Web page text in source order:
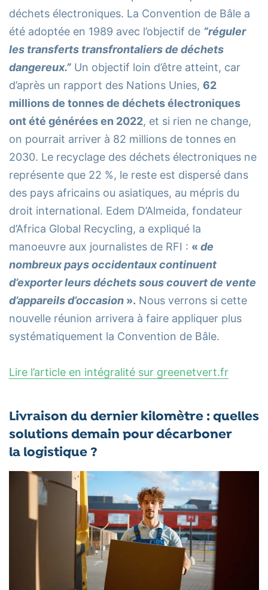
déchets électroniques. La Convention de Bâle a
été adoptée en 1989 avec l’objectif de “réguler
les transferts transfrontaliers de déchets
dangereux.” Un objectif loin d’être atteint, car
d’après un rapport des Nations Unies, 62
millions de tonnes de déchets électroniques
ont été générées en 2022, et si rien ne change,
on pourrait arriver à 82 millions de tonnes en
2030. Le recyclage des déchets électroniques ne
représente que 22 %, le reste est dispersé dans
des pays africains ou asiatiques, au mépris du
droit international. Edem D’Almeida, fondateur
d’Africa Global Recycling, a expliqué la
manoeuvre aux journalistes de RFI : « de
nombreux pays occidentaux continuent
d’exporter leurs déchets sous couvert de vente
d’appareils d’occasion ». Nous verrons si cette
nouvelle réunion arrivera à faire appliquer plus
systématiquement la Convention de Bâle.
Lire l’article en intégralité sur greenetvert.fr
Livraison du dernier kilomètre : quelles
solutions demain pour décarboner
la logistique ?